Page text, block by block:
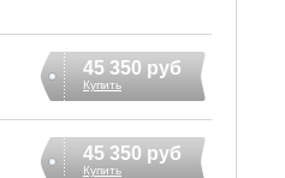
45 350 руб
Купить
45 350 руб
Купить